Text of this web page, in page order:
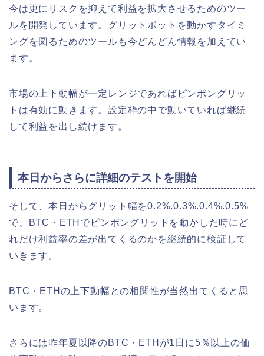
今は更にリスクを抑えて利益を拡大させるためのツー
ルを開発しています。グリットボットを動かすタイミ
ングを図るためのツールも今どんどん情報を加えてい
ます。
市場の上下動幅が一定レンジであればピンポングリッ
トは有効に動きます。設定枠の中で動いていれば継続
して利益を出し続けます。
本日からさらに詳細のテストを開始
そして、本日からグリット幅を0.2%.0.3%.0.4%.0.5%
で、BTC・ETHでピンポングリットを動かした時にど
れだけ利益率の差が出てくるのかを継続的に検証して
いきます。
BTC・ETHの上下動幅との相関性が当然出てくると思
います。
さらには昨年夏以降のBTC・ETHが1日に5％以上の価